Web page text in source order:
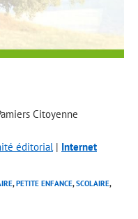
Citoyenne
éditorial| Internet
, PETITE ENFANCE, SCOLAIRE,